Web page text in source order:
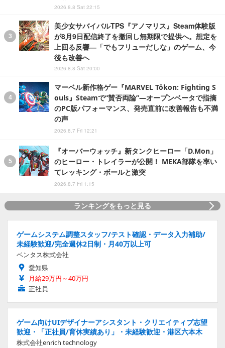
2026.8.8 Sat 22:15
美少女サバイバルTPS『アノマリス』Steam体験版
が8月9日配信終了を撤回し無期限で提供へ。想定を
上回る反響―「でもフリューだしな」のゲーム、今
後も改善へ
2026.8.8 Sat 20:00
マーベル新作格ゲー『MARVEL Tōkon: Fighting S
ouls』Steamで“賛否両論”―オープンベータで指摘
のPC版パフォーマンス、発売直前に改善報告も不満
の声
2026.8.7 Fri 12:21
『オーバーウォッチ』新タンクヒーロー「D.Mon」
のヒーロー・トレイラーが公開！ MEKA部隊を率い
てレッキング・ボールと激突
2026.8.7 Fri 1:15
ランキングをもっと見る
ゲームシステム調整スタッフ/テスト確認・データ入力補助/
未経験歓迎/完全週休2日制・月40万以上可
ベンタス株式会社
愛知県
月給29万円～40万円
正社員
ゲーム向けUIデザイナーアシスタント・クリエイティブ志望
歓迎・「正社員/育休実績あり」・未経験歓迎・港区六本木
株式会社enrich technology